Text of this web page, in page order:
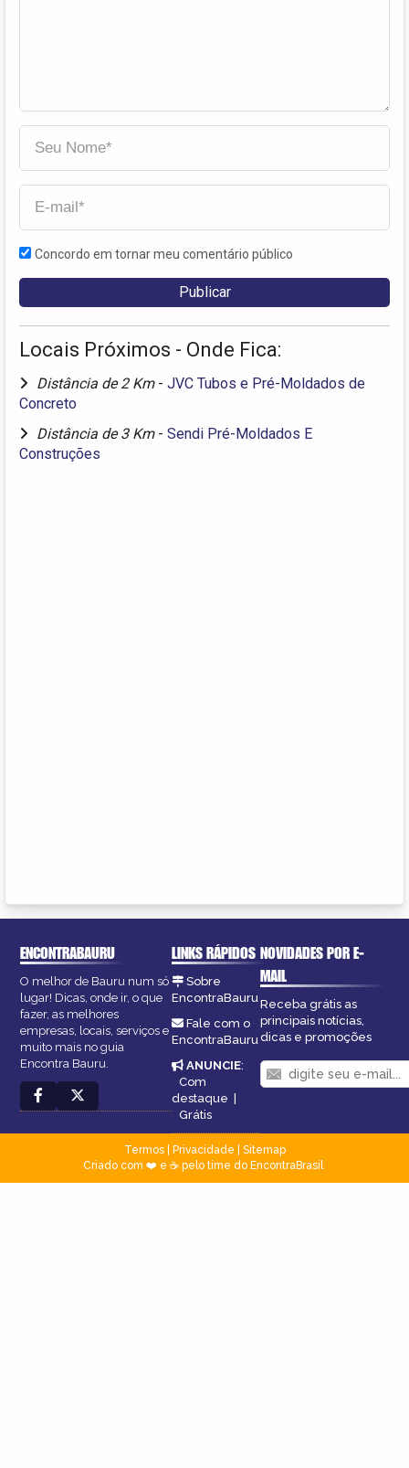
Concordo em tornar meu comentário público
Locais Próximos - Onde Fica:
Distância de 2 Km - JVC Tubos e Pré-Moldados de
Concreto
Distância de 3 Km - Sendi Pré-Moldados E
Construções
ENCONTRABAURU
O melhor de Bauru num só
lugar! Dicas, onde ir, o que
fazer, as melhores
empresas, locais, serviços e
muito mais no guia
Encontra Bauru.
LINKS RÁPIDOS
Sobre
EncontraBauru
Fale com o
EncontraBauru
ANUNCIE:
Com
destaque
Grátis
NOVIDADES POR E-
MAIL
Receba grátis as
principais notícias,
dicas e promoções
Termos| Privacidade
Sitemap
Criado com ❤️ e ☕ pelo time do EncontraBrasil